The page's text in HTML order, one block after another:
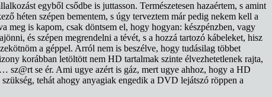
egyből csődbe is juttasson. Természetesen hazaértem, s amint
héten szépen bementem, s úgy terveztem már pedig nekem kell a
meg is kapom, csak döntsem el, hogy hogyan: készpénzben, vagy
és szépen megrendelni a tévét, s a hozzá tartozó kábeleket, hisz
a géppel. Arról nem is beszélve, hogy tudásilag többet
korábban letöltött nem HD tartalmak szinte élvezhetetlenek rajta,
se ér. Ami ugye azért is gáz, mert ugye ahhoz, hogy a HD
tehát ahogy anyagiak engedik a DVD lejátszó röppen a